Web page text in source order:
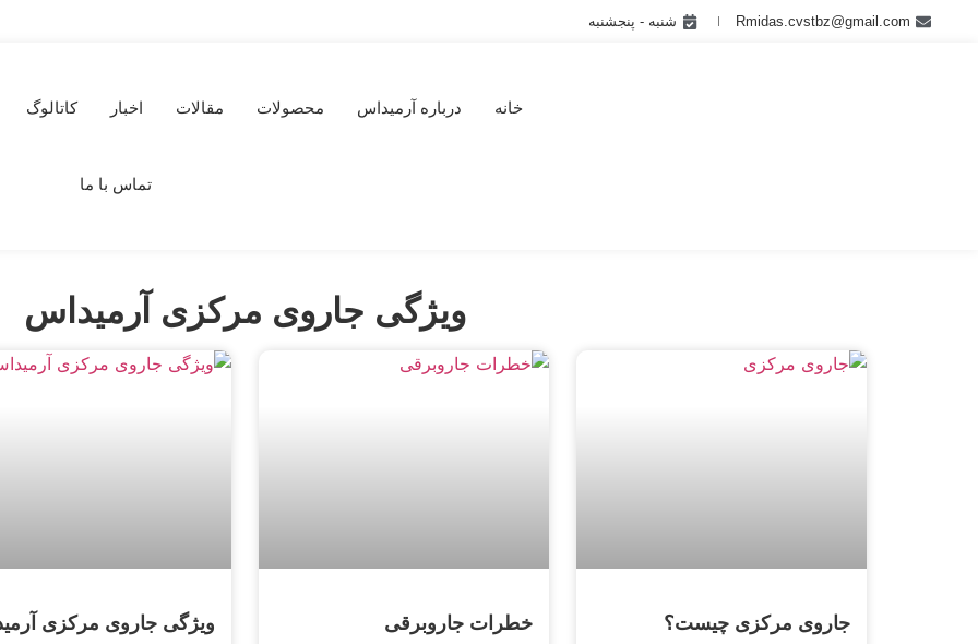
Rmidas.cvstbz@gmail.com شنبه - پنجشنبه
خانه درباره آرمیداس محصولات مقالات اخبار کاتالوگ
تماس با ما
ویژگی جاروی مرکزی آرمیداس
جاروی مرکزی چیست؟ خطرات جاروبرقی ویژگی جاروی مرکزی